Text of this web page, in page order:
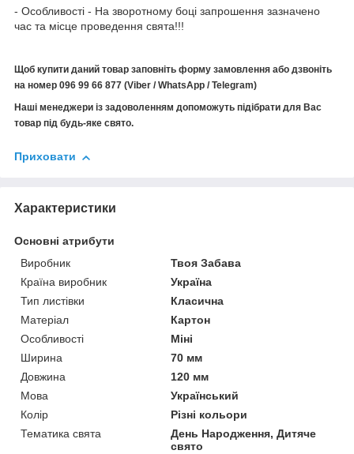
- Особливості - На зворотному боці запрошення зазначено
час та місце проведення свята!!!
Щоб купити даний товар заповніть форму замовлення або дзвоніть
на номер 096 99 66 877 (Viber / WhatsApp / Telegram)
Наші менеджери із задоволенням допоможуть підібрати для Вас
товар під будь-яке свято.
Приховати
Характеристики
Основні атрибути
Виробник
Твоя Забава
Країна виробник
Україна
Тип листівки
Класична
Матеріал
Картон
Особливості
Міні
Ширина
70 мм
Довжина
120 мм
Мова
Український
Колір
Різні кольори
Тематика свята
День Народження, Дитяче
свято